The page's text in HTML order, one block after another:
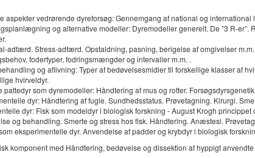
aspekter vedrørende dyreforsøg: Gennemgang af national og
og alternative modeller: Dyremodeller generelt. De ”3 R-
adfærd. Stress-adfærd. Opstaldning, pasning, berigelse af omgivelser m.m.
fodertyper, fodringsmængder og intervaller m.m. .
og aflivning: Typer af bedøvelsesmidler til forskellige klasser af
hvirveldyr.
pattedyr som dyremodeller: Håndtering af mus og rotter.
dyr: Håndtering af fugle. Sundhedsstatus. Prøvetagning. Kirurgi.
dyr: Fisk som modeldyr i biologisk forskning - August Krogh
og behandling. Smerte og stress hos fisk. Håndtering. Anæstesi.
eksperimentelle dyr. Anvendelse af padder og krybdyr i biologisk
komponent med Håndtering, bedøvelse og dissektion af hyppigt